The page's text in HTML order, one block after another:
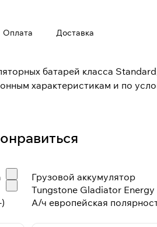
Оплата Доставка
батарей класса
характеристикам и по
Грузовой аккумулятор
Tungstone Gladiator Energy
А/ч европейская